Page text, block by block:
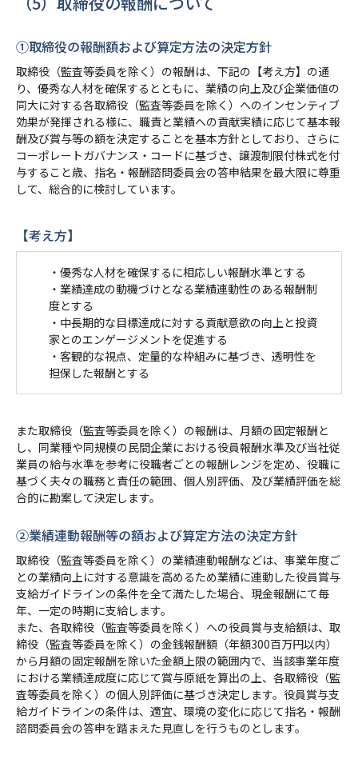
➀取締役の報酬額および算定方法の決定方針
取締役（監査等委員を除く）の報酬は、下記の【考え方】の通
り、優秀な人材を確保するとともに、業績の向上及び企業価値の
同大に対する各取締役（監査等委員を除く）へのインセンティブ
効果が発揮される様に、職責と業績への貢献実績に応じて基本報
酬及び賞与等の額を決定することを基本方針としており、さらに
コーポレートガバナンス・コードに基づき、譲渡制限付株式を付
与すること歳、指名・報酬諮問委員会の答申結果を最大限に尊重
して、総合的に検討しています。
【考え方】
・優秀な人材を確保するに相応しい報酬水準とする
・業績達成の動機づけとなる業績連動性のある報酬制
度とする
・中長期的な目標達成に対する貢献意欲の向上と投資
家とのエンゲージメントを促進する
・客観的な視点、定量的な枠組みに基づき、透明性を
担保した報酬とする
また取締役（監査等委員を除く）の報酬は、月額の固定報酬と
し、同業種や同規模の民間企業における役員報酬水準及び当社従
業員の給与水準を参考に役職者ごとの報酬レンジを定め、役職に
基づく夫々の職務と責任の範囲、個人別評価、及び業績評価を総
合的に勘案して決定します。
➁業績連動報酬等の額および算定方法の決定方針
取締役（監査等委員を除く）の業績連動報酬などは、事業年度ご
との業績向上に対する意識を高めるため業績に連動した役員賞与
支給ガイドラインの条件を全て満たした場合、現金報酬にて毎
年、一定の時期に支給します。
また、各取締役（監査等委員を除く）への役員賞与支給額は、取
締役（監査等委員を除く）の金銭報酬額（年額300百万円以内）
から月額の固定報酬を除いた金額上限の範囲内で、当該事業年度
における業績達成度に応じて賞与原紙を算出の上、各取締役（監
査等委員を除く）の個人別評価に基づき決定します。役員賞与支
給ガイドラインの条件は、適宜、環境の変化に応じて指名・報酬
諮問委員会の答申を踏まえた見直しを行うものとします。